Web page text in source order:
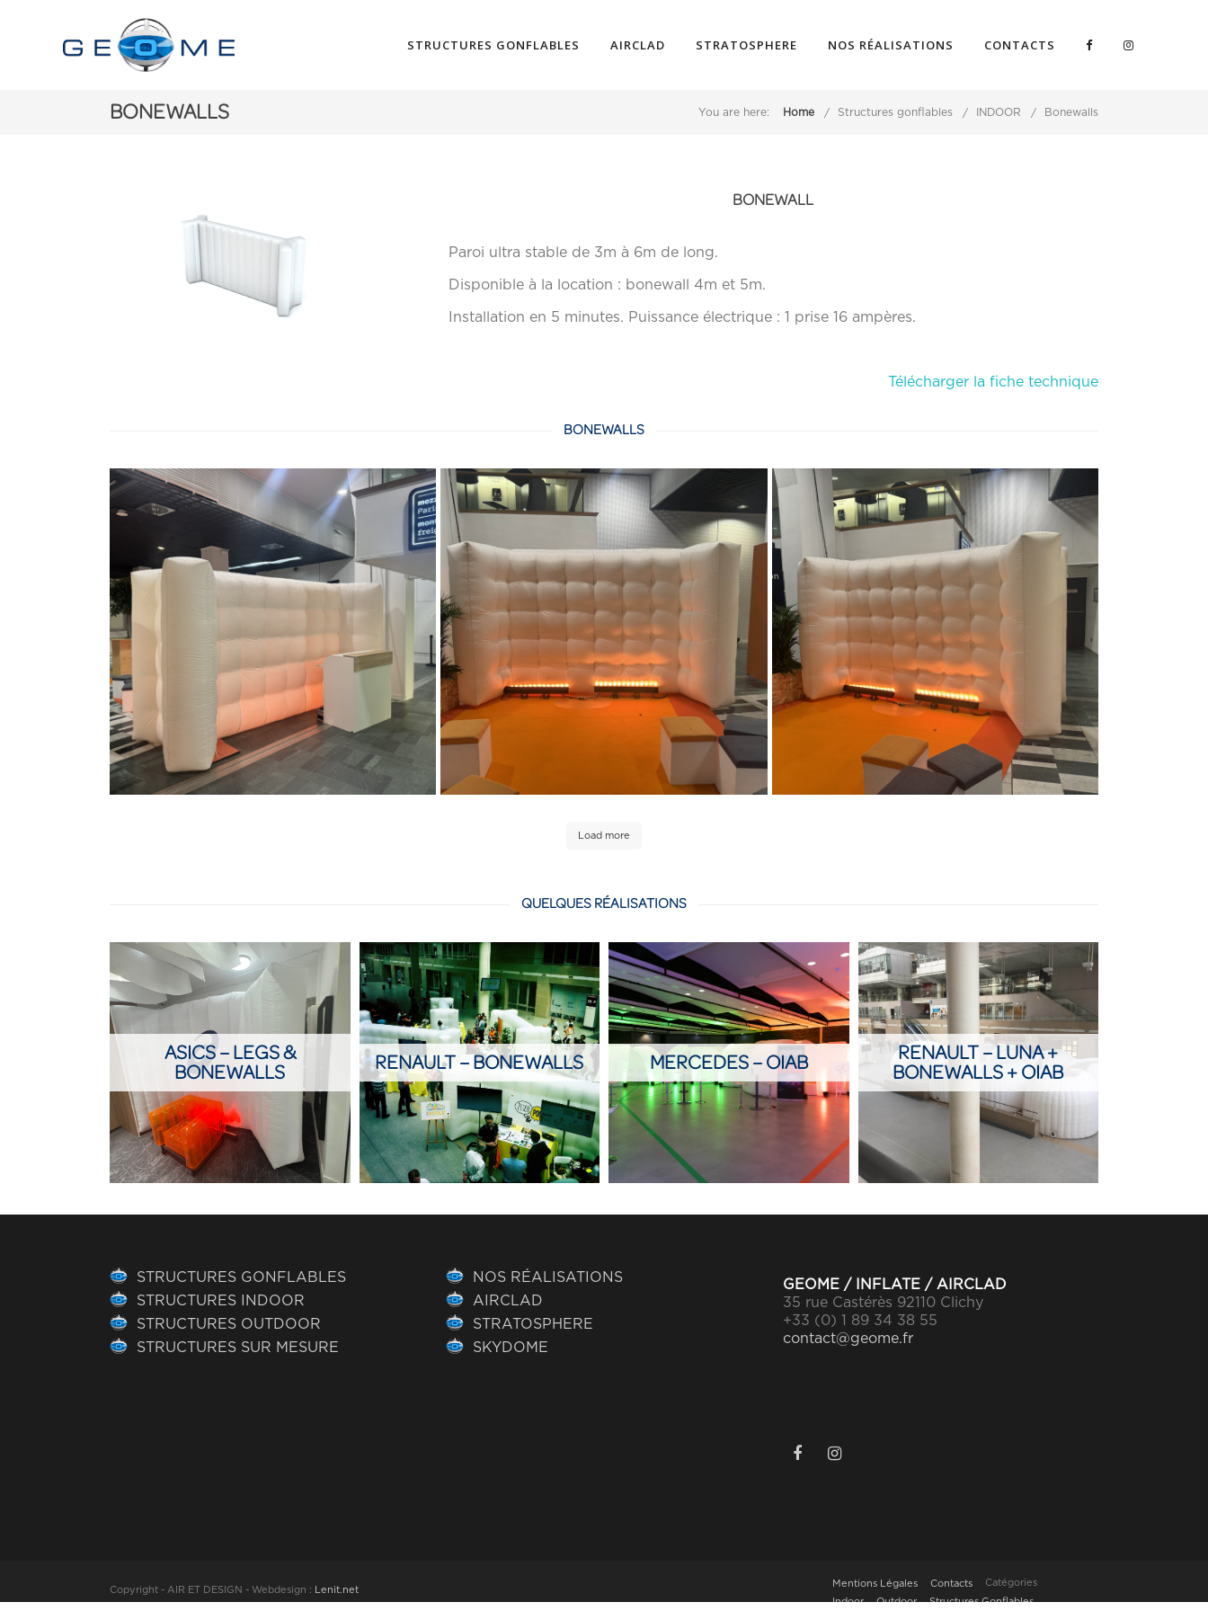
STRUCTURES GONFLABLES AIRCLAD STRATOSPHERE NOS RÉALISATIONS CONTACTS
BONEWALLS You are here: Home Structures gonflables INDOOR Bonewalls
BONEWALL
Paroi ultra stable de 3m à 6m de long.
Disponible à la location : bonewall 4m et 5m.
Installation en 5 minutes. Puissance électrique : 1 prise 16 ampères.
Télécharger la fiche technique
BONEWALLS
Load more
QUELQUES RÉALISATIONS
ASICS – LEGS &
BONEWALLS
RENAULT – BONEWALLS MERCEDES – OIAB
RENAULT – LUNA +
BONEWALLS + OIAB
STRUCTURES GONFLABLES
STRUCTURES INDOOR
STRUCTURES OUTDOOR
STRUCTURES SUR MESURE
NOS RÉALISATIONS
AIRCLAD
STRATOSPHERE
SKYDOME
GEOME / INFLATE / AIRCLAD
35 rue Castérès 92110 Clichy
+33 (0) 1 89 34 38 55
contact@geome.fr
Copyright - AIR ET DESIGN - Webdesign : Lenit.net
Mentions Légales Contacts
Catégories
Indoor
Outdoor Structures Gonflables